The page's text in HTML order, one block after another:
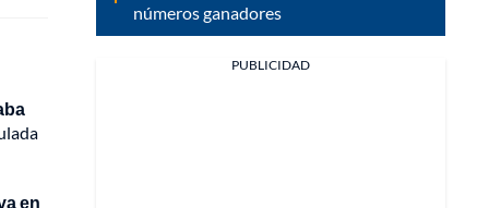
en
números ganadores
PUBLICIDAD